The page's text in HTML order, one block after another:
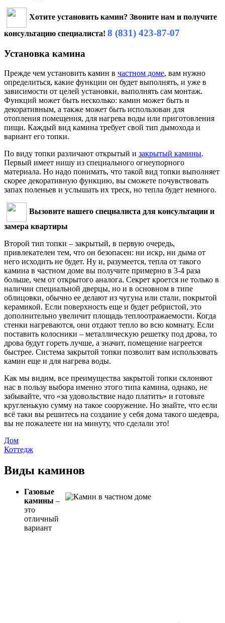
Хотите установить камин? Звоните нам и получите
консультацию специалиста! 8 (831) 423-87-07
Установка камина
Прежде чем установить камин в частном доме, вам нужно
определиться, какие функции он будет выполнять, и уже в
зависимости от целей установки, выполнять сам монтаж.
Функций может быть несколько: камин может быть и
декоративным, а также может быть использован для
отопления помещения, для нагрева воды или приготовления
пищи. Каждый вид камина требует свой тип дымохода и
вариант его топки.
По виду топки различают открытый и закрытый камины.
Первый имеет нишу из специального огнеупорного
материала. Но надо понимать, что такой вид топки выполняет
скорее декоративную функцию, вы сможете почувствовать
запах поленьев и услышать их треск, но тепла будет немного.
Вызовите нашего специалиста для консультации и
замера квартиры
Второй тип топки – закрытый, в первую очередь,
привлекателен тем, что он безопасен: ни искр, ни дыма от
него исходить не будет. Ну и, разумеется, тепла от такого
камина в частном доме вы получите примерно в 3-4 раза
больше, чем от открытого аналога. Секрет кроется не только в
наличии специальной дверцы, но и в основном в типе
облицовки, обычно ее делают из чугуна или стали, покрытой
керамикой. Если поверхность еще и будет ребристой, это
дополнительно увеличит площадь теплоотражаемости. Когда
стенки нагреваются, они отдают тепло во всю комнату. Если
поставить колосники – металлическую решетку под дрова, то
дрова будут гореть лучше, а значит, помещение нагреется
быстрее. Система закрытой топки позволит вам использовать
камин еще и для нагрева воды.
Как мы видим, все преимущества закрытой топки склоняют
нас в пользу выбора именно этого типа камина, однако, не
забывайте, что «за удовольствие надо платить» и готовьте
кругленькую сумму на такое сооружение. Но знайте, что если
всё таки вы решитесь на создание у себя дома такого шедевра,
вы не пожалеете ни на минуту, что сделали это!
Дом
Коттедж
Виды каминов
Газовые
камины –
это
отличный
вариант